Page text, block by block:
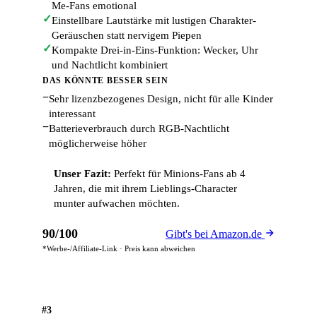
Me-Fans emotional
✓Einstellbare Lautstärke mit lustigen Charakter-
Geräuschen statt nervigem Piepen
✓Kompakte Drei-in-Eins-Funktion: Wecker, Uhr
und Nachtlicht kombiniert
DAS KÖNNTE BESSER SEIN
−Sehr lizenzbezogenes Design, nicht für alle Kinder
interessant
−Batterieverbrauch durch RGB-Nachtlicht
möglicherweise höher
Unser Fazit: Perfekt für Minions-Fans ab 4
Jahren, die mit ihrem Lieblings-Character
munter aufwachen möchten.
90/100 Gibt's bei Amazon.de
*Werbe-/Affiliate-Link · Preis kann abweichen
#3